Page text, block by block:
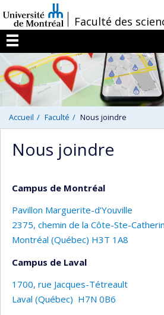
au
contenu
/Faculté des
Menu
Accueil Faculté Nous joindre
Nous joindre
Campus de Montréal
Pavillon Marguerite-d'Youville
2375, chemin de la Côte-Ste-
Montréal (Québec) H3T 1A8
Campus de Laval
1700, rue Jacques-Tétreault
Laval (Québec) H7N 0B6